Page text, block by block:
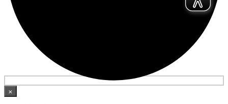
×